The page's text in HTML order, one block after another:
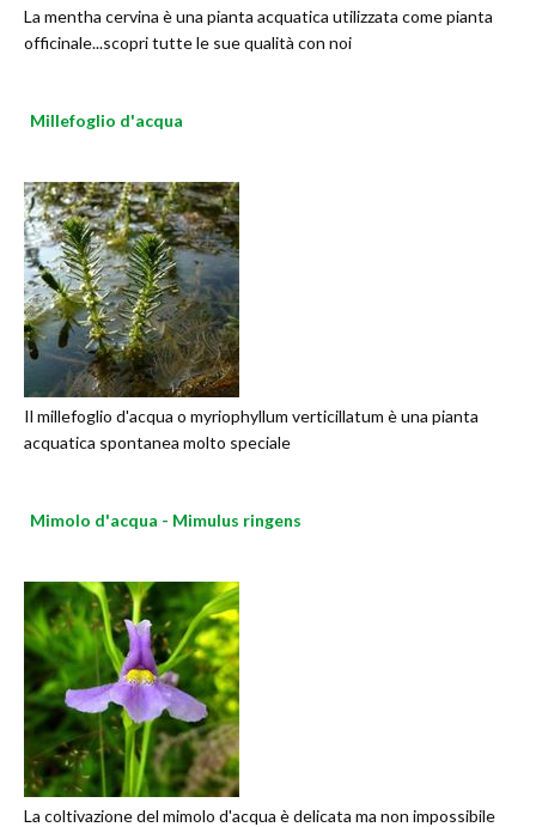
La mentha cervina è una pianta acquatica utilizzata come pianta
officinale...scopri tutte le sue qualità con noi
Millefoglio d'acqua
Il millefoglio d'acqua o myriophyllum verticillatum è una pianta
acquatica spontanea molto speciale
Mimolo d'acqua - Mimulus ringens
La coltivazione del mimolo d'acqua è delicata ma non impossibile